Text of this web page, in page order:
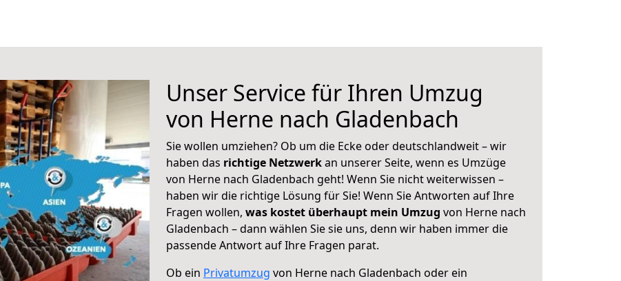
Unser Service für Ihren Umzug
von Herne nach Gladenbach
Sie wollen umziehen? Ob um die Ecke oder deutschlandweit – wir
haben das richtige Netzwerkan unserer Seite, wenn es Umzüge
von Herne nach Gladenbach geht! Wenn Sie nicht weiterwissen –
haben wir die richtige Lösung für Sie! Wenn Sie Antworten auf Ihre
Fragen wollen, was kostet überhaupt mein Umzug von Herne nach
Gladenbach – dann wählen Sie sie uns, denn wir haben immer die
passende Antwort auf Ihre Fragen parat.
Ob ein Privatumzug von Herne nach Gladenbach oder ein